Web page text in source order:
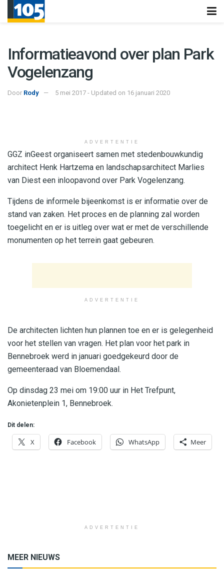
Informatieavond over plan Park
Vogelenzang
Door Rody 5 mei 2017 - Updated on 16 januari 2020
ADVERTENTIE
GGZ inGeest organiseert samen met stedenbouwkundig
architect Henk Hartzema en landschapsarchitect Marlies
van Diest een inloopavond over Park Vogelenzang.
Tijdens de informele bijeenkomst is er informatie over de
stand van zaken. Het proces en de planning zal worden
toegelicht en er is uitleg over wat er met de verschillende
monumenten op het terrein gaat gebeuren.
ADVERTENTIE
De architecten lichten hun plannen toe en er is gelegenheid
voor het stellen van vragen. Het plan voor het park in
Bennebroek werd in januari goedgekeurd door de
gemeenteraad van Bloemendaal.
Op dinsdag 23 mei om 19:00 uur in Het Trefpunt,
Akonietenplein 1, Bennebroek.
Dit delen:
X Facebook WhatsApp Meer
ADVERTENTIE
MEER NIEUWS